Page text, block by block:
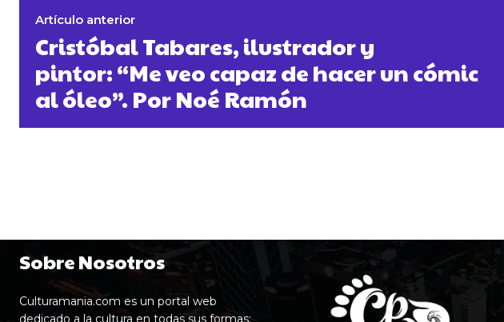
Artículo anterior
Cristóbal Tabares, ilustrador y
pintor: “Me veo capaz de hacer un cómic
al óleo”. Por Noé Ramón
Sobre Nosotros
Culturamania.com es un portal web
dedicado a la cultura en todas sus formas: